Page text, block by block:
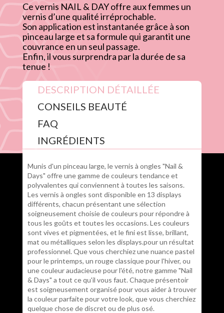
Ce vernis NAIL & DAY offre aux femmes un
vernis d’une qualité irréprochable.
Son application est instantanée grâce à son
pinceau large et sa formule qui garantit une
couvrance en un seul passage.
Enfin, il vous surprendra par la durée de sa
tenue !
DESCRIPTION DÉTAILLÉE
CONSEILS BEAUTÉ
FAQ
INGRÉDIENTS
Munis d'un pinceau large, le vernis à ongles "Nail &
Days" offre une gamme de couleurs tendance et
polyvalentes qui conviennent à toutes les saisons.
Les vernis à ongles sont disponible en 13 displays
différents, chacun présentant une sélection
soigneusement choisie de couleurs pour répondre à
tous les goûts et toutes les occasions. Les couleurs
sont vives et pigmentées, et le fini est lisse, brillant,
mat ou métalliques selon les displays.pour un résultat
professionnel. Que vous cherchiez une nuance pastel
pour le printemps, un rouge classique pour l'hiver, ou
une couleur audacieuse pour l'été, notre gamme "Nail
& Days" a tout ce qu'il vous faut. Chaque présentoir
est soigneusement organisé pour vous aider à trouver
la couleur parfaite pour votre look, que vous cherchiez
quelque chose de discret ou de plus osé.